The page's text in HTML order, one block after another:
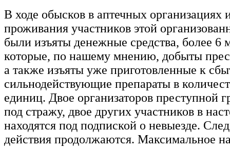
В ходе обысков в аптечных организациях
проживания участников этой
были изъяты денежные средства, более 6
которые, по нашему мнению, добыты
а также изъяты уже приготовленные к
сильнодействующие препараты в
единиц. Двое организаторов преступной
под стражу, двое других участников в
находятся под подпиской о невыезде.
действия продолжаются. Максимальное